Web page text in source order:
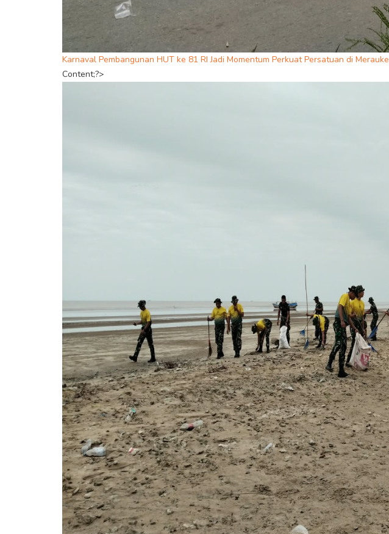
Karnaval Pembangunan HUT ke 81 RI Jadi Momentum Perkuat Persatuan di Merauke
Content;?>